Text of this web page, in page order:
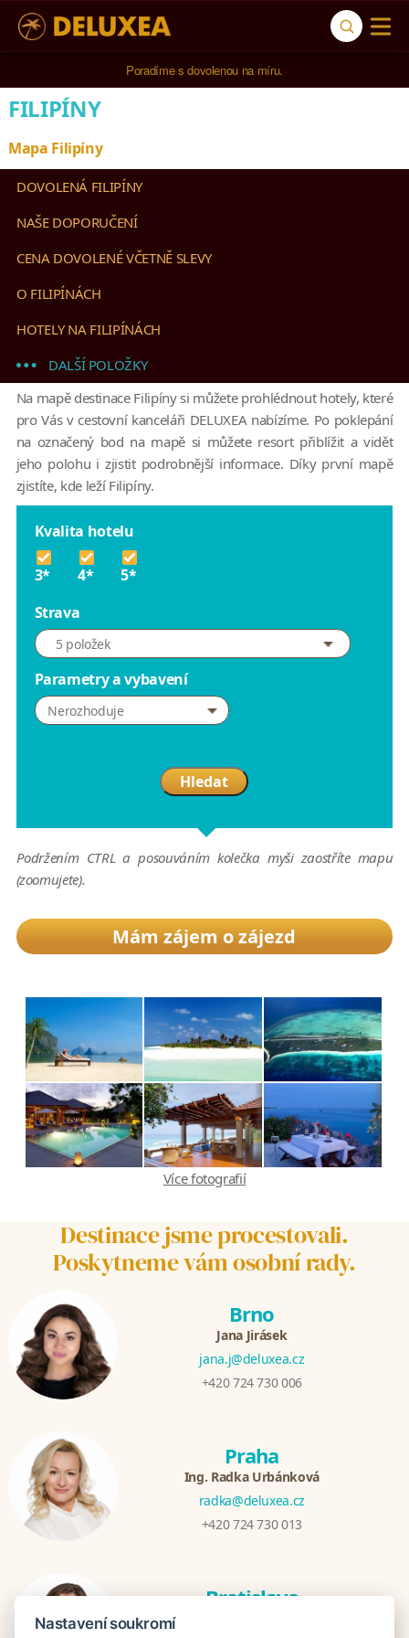
Poradíme s dovolenou na míru.
FILIPÍNY
Mapa Filipíny
DOVOLENÁ FILIPÍNY
NAŠE DOPORUČENÍ
CENA DOVOLENÉ VČETNĚ SLEVY
O FILIPÍNÁCH
HOTELY NA FILIPÍNÁCH
DALŠÍ POLOŽKY
Na mapě destinace Filipíny si můžete prohlédnout hotely, které
pro Vás v cestovní kanceláři DELUXEA nabízíme. Po poklepání
na označený bod na mapě si můžete resort přiblížit a vidět
jeho polohu i zjistit podrobnější informace. Díky první mapě
zjistíte, kde leží Filipíny.
Kvalita hotelu
3* 4*
5*
Strava
5 položek
Parametry a vybavení
Nerozhoduje
Hledat
Podržením CTRL a posouváním kolečka myši zaostříte mapu
(zoomujete).
Mám zájem o zájezd
Více fotografií
Destinace jsme procestovali.
Poskytneme vám osobní rady.
Brno
Jana Jirásek
jana.j@deluxea.cz
+420 724 730 006
Praha
Ing. Radka Urbánková
radka@deluxea.cz
+420 724 730 013
Bratislava
Nastavení soukromí